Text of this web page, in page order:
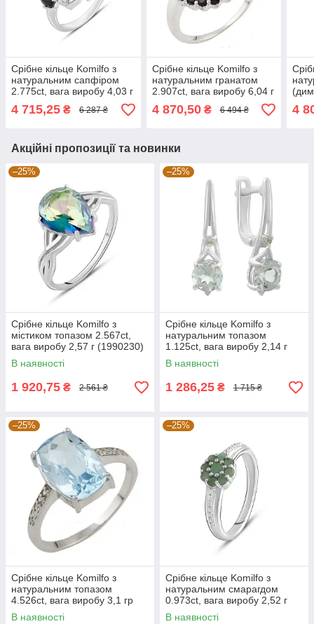
Срібне кільце Komilfo з
натуральним сапфіром
2.775ct, вага виробу 4,03 г
(2174646) 17 розмір
4 715,25 ₴ 6 287 ₴
Срібне кільце Komilfo з
натуральним гранатом
2.907ct, вага виробу 6,04 г
(0477633) 17.5 розмір
4 870,50₴ 6 494 ₴ 4
Акційні пропозиції та новинки
–25%
Срібне кільце Komilfo з
містиком топазом 2.567ct,
вага виробу 2,57 г (1990230)
18 розмір 2.63, 17.5
В наявності
1 920,75 ₴ 2 561 ₴
–25%
Срібне кільце Komilfo з
натуральним топазом
1.125ct, вага виробу 2,14 г
(2179450) 18 розмір
В наявності
1 286,25 ₴ 1 715 ₴
–25%
Срібне кільце Komilfo з
натуральним топазом
4.526ct, вага виробу 3,1 гр
(0461755) 18 розмір
В наявності
–25%
Срібне кільце Komilfo з
натуральним смарагдом
0.973ct, вага виробу 2,52 г
(2127604) 17.5 розмір
В наявності